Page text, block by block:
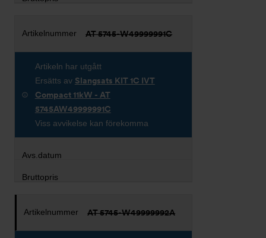
AT 5745-W49999991C
Artikeln har utgått
Ersätts av Slangsats KIT 1C IVT
Compact 11kW - AT
5745AW49999991C
Viss avvikelse kan förekomma
AT 5745-W49999992A